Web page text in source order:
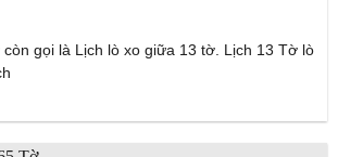
gọi là Lịch lò xo giữa 13 tờ. Lịch 13 Tờ lò